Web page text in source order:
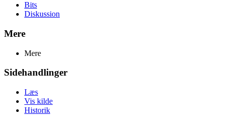
Bits
Diskussion
Mere
Mere
Sidehandlinger
Læs
Vis kilde
Historik